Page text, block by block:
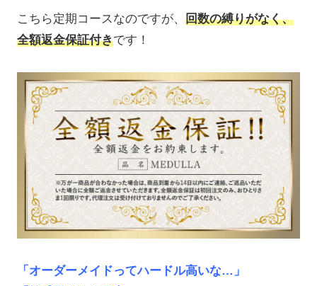
こちら定期コースなのですが、 回数の縛りがなく、
全額返金保証付きです！
「オーダーメイドってハードル高いな…」